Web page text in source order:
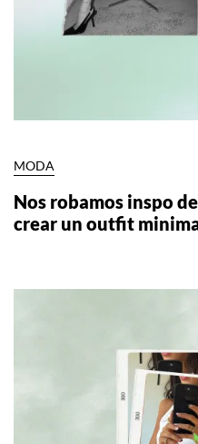
MODA
Nos robamos inspo
crear un outfit